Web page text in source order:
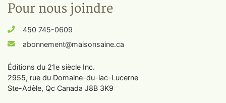
Pour nous joindre
450 745-0609
abonnement@maisonsaine.ca
Éditions du 21e siècle Inc.
2955, rue du Domaine-du-lac-Lucerne
Ste-Adèle, Qc Canada J8B 3K9